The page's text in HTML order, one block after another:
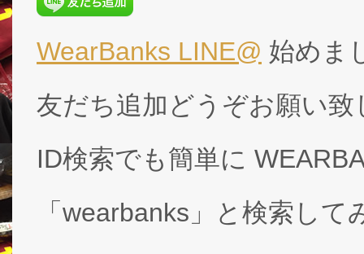
WearBanks LINE@ 始めま
友だち追加どうぞお願い致
ID検索でも簡単に
「wearbanks」と検索して